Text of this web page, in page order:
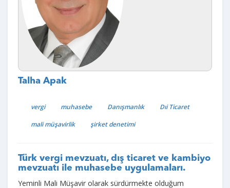
Talha Apak
vergi muhasebe Danışmanlık
Dıi Ticaret
mali müşavirlik
şirket denetimi
Türk vergi mevzuatı, dış ticaret ve kambiyo
mevzuatı ile muhasebe uygulamaları.
Yeminli Mali Müşavir olarak sürdürmekte olduğum